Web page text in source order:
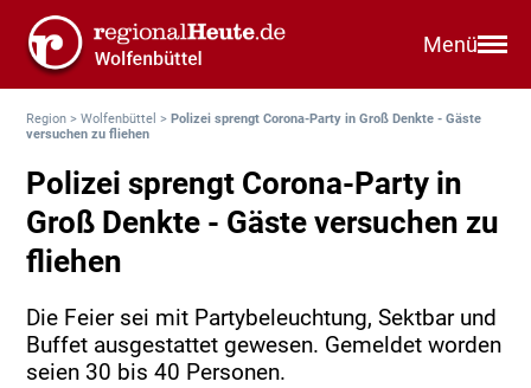
Menü
Region >Wolfenbüttel >Polizei sprengt Corona-Party in Groß Denkte - Gäste
versuchen zu fliehen
Polizei sprengt Corona-Party in
Groß Denkte - Gäste versuchen zu
fliehen
Die Feier sei mit Partybeleuchtung, Sektbar und
Buffet ausgestattet gewesen. Gemeldet worden
seien 30 bis 40 Personen.